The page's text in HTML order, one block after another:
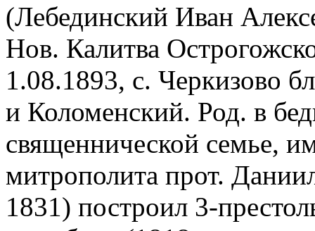
(Лебединский Иван
Нов. Калитва
1.08.1893, с. Черкизово
и Коломенский. Род. в
священнической семье,
митрополита прот.
1831) построил 3-